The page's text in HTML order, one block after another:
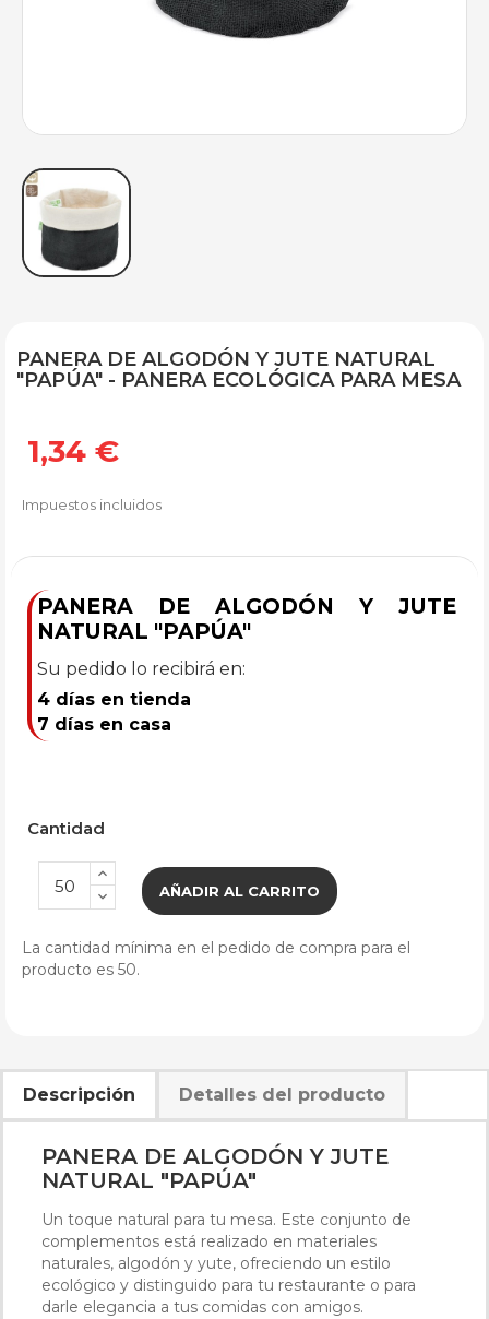
PANERA DE ALGODÓN Y JUTE NATURAL
"PAPÚA" - PANERA ECOLÓGICA PARA MESA
1,34 €
Impuestos incluidos
PANERA DE ALGODÓN Y JUTE
NATURAL "PAPÚA"
Su pedido lo recibirá en:
4 días en tienda
7 días en casa
Cantidad
AÑADIR AL CARRITO
La cantidad mínima en el pedido de compra para el
producto es 50.
Descripción Detalles del producto
PANERA DE ALGODÓN Y JUTE
NATURAL "PAPÚA"
Un toque natural para tu mesa. Este conjunto de
complementos está realizado en materiales
naturales, algodón y yute, ofreciendo un estilo
ecológico y distinguido para tu restaurante o para
darle elegancia a tus comidas con amigos.